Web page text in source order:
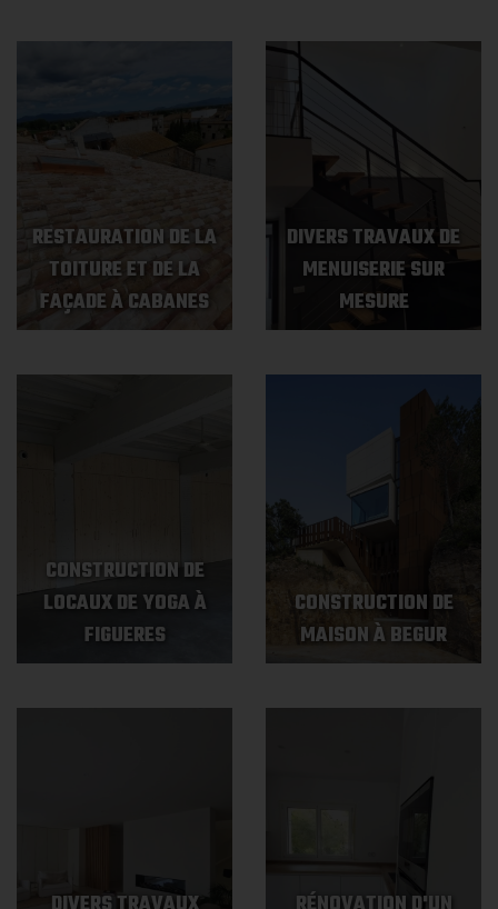
RESTAURATION DE LA
TOITURE ET DE LA
FAÇADE À CABANES
DIVERS TRAVAUX DE
MENUISERIE SUR
MESURE
CONSTRUCTION DE
LOCAUX DE YOGA À
FIGUERES
CONSTRUCTION DE
MAISON À BEGUR